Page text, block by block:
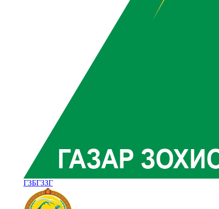
ГЗБГЗЗГ